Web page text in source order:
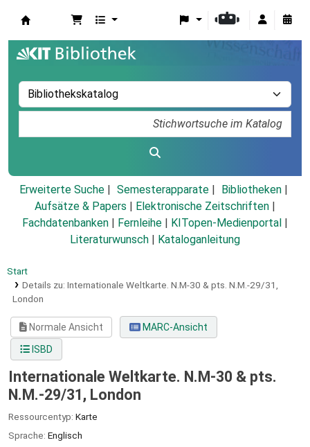
Erweiterte Suche Semesterapparate
Bibliotheken
Aufsätze & Papers
Elektronische Zeitschriften
Fachdatenbanken
Fernleihe KITopen-Medienportal
Literaturwunsch
Kataloganleitung
Start
Details zu: Internationale Weltkarte. N.M-30 & pts. N.M.-29/31,
London
Normale Ansicht
MARC-Ansicht
ISBD
Internationale Weltkarte. N.M-30 & pts.
N.M.-29/31, London
Ressourcentyp: Karte
Sprache: Englisch